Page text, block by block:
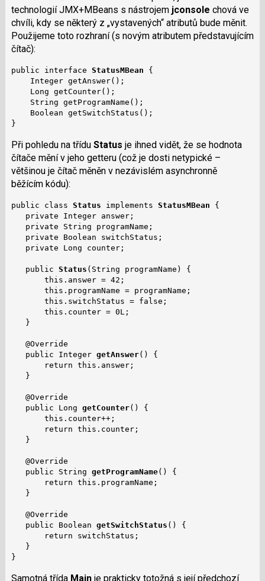
technologií JMX+MBeans s nástrojem jconsole chová ve
chvíli, kdy se některý z „vystavených“ atributů bude měnit.
Použijeme toto rozhraní (s novým atributem představujícím
čítač):
public interface StatusMBean {
    Integer getAnswer();
    Long getCounter();
    String getProgramName();
    Boolean getSwitchStatus();
}
Při pohledu na třídu Status je ihned vidět, že se hodnota
čítače mění v jeho getteru (což je dosti netypické –
většinou je čítač měněn v nezávislém asynchronně
běžícím kódu):
public class Status implements StatusMBean {
   private Integer answer;
   private String programName;
   private Boolean switchStatus;
   private Long counter;
   public
Status (String programName) {
       this.answer = 42;
       this.programName = programName;
       this.switchStatus = false;
       this.counter = 0L;
   }
   @Override
   public Integer
getAnswer() {
       return this.answer;
   }
   @Override
   public Long
getCounter() {
       this.counter++;
       return this.counter;
   }
   @Override
   public String
getProgramName() {
       return this.programName;
   }
   @Override
   public Boolean
getSwitchStatus () {
       return switchStatus;
   }
}
Samotná třída Mainje prakticky totožná s její předchozí